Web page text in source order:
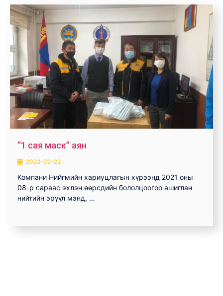
“1 сая маск” аян
2022-02-23
Компани Нийгмийн хариуцлагын хүрээнд 2021 оны
08-р сараас эхлэн өөрсдийн бололцоогоо ашиглан
нийтийн эрүүл мэнд, …